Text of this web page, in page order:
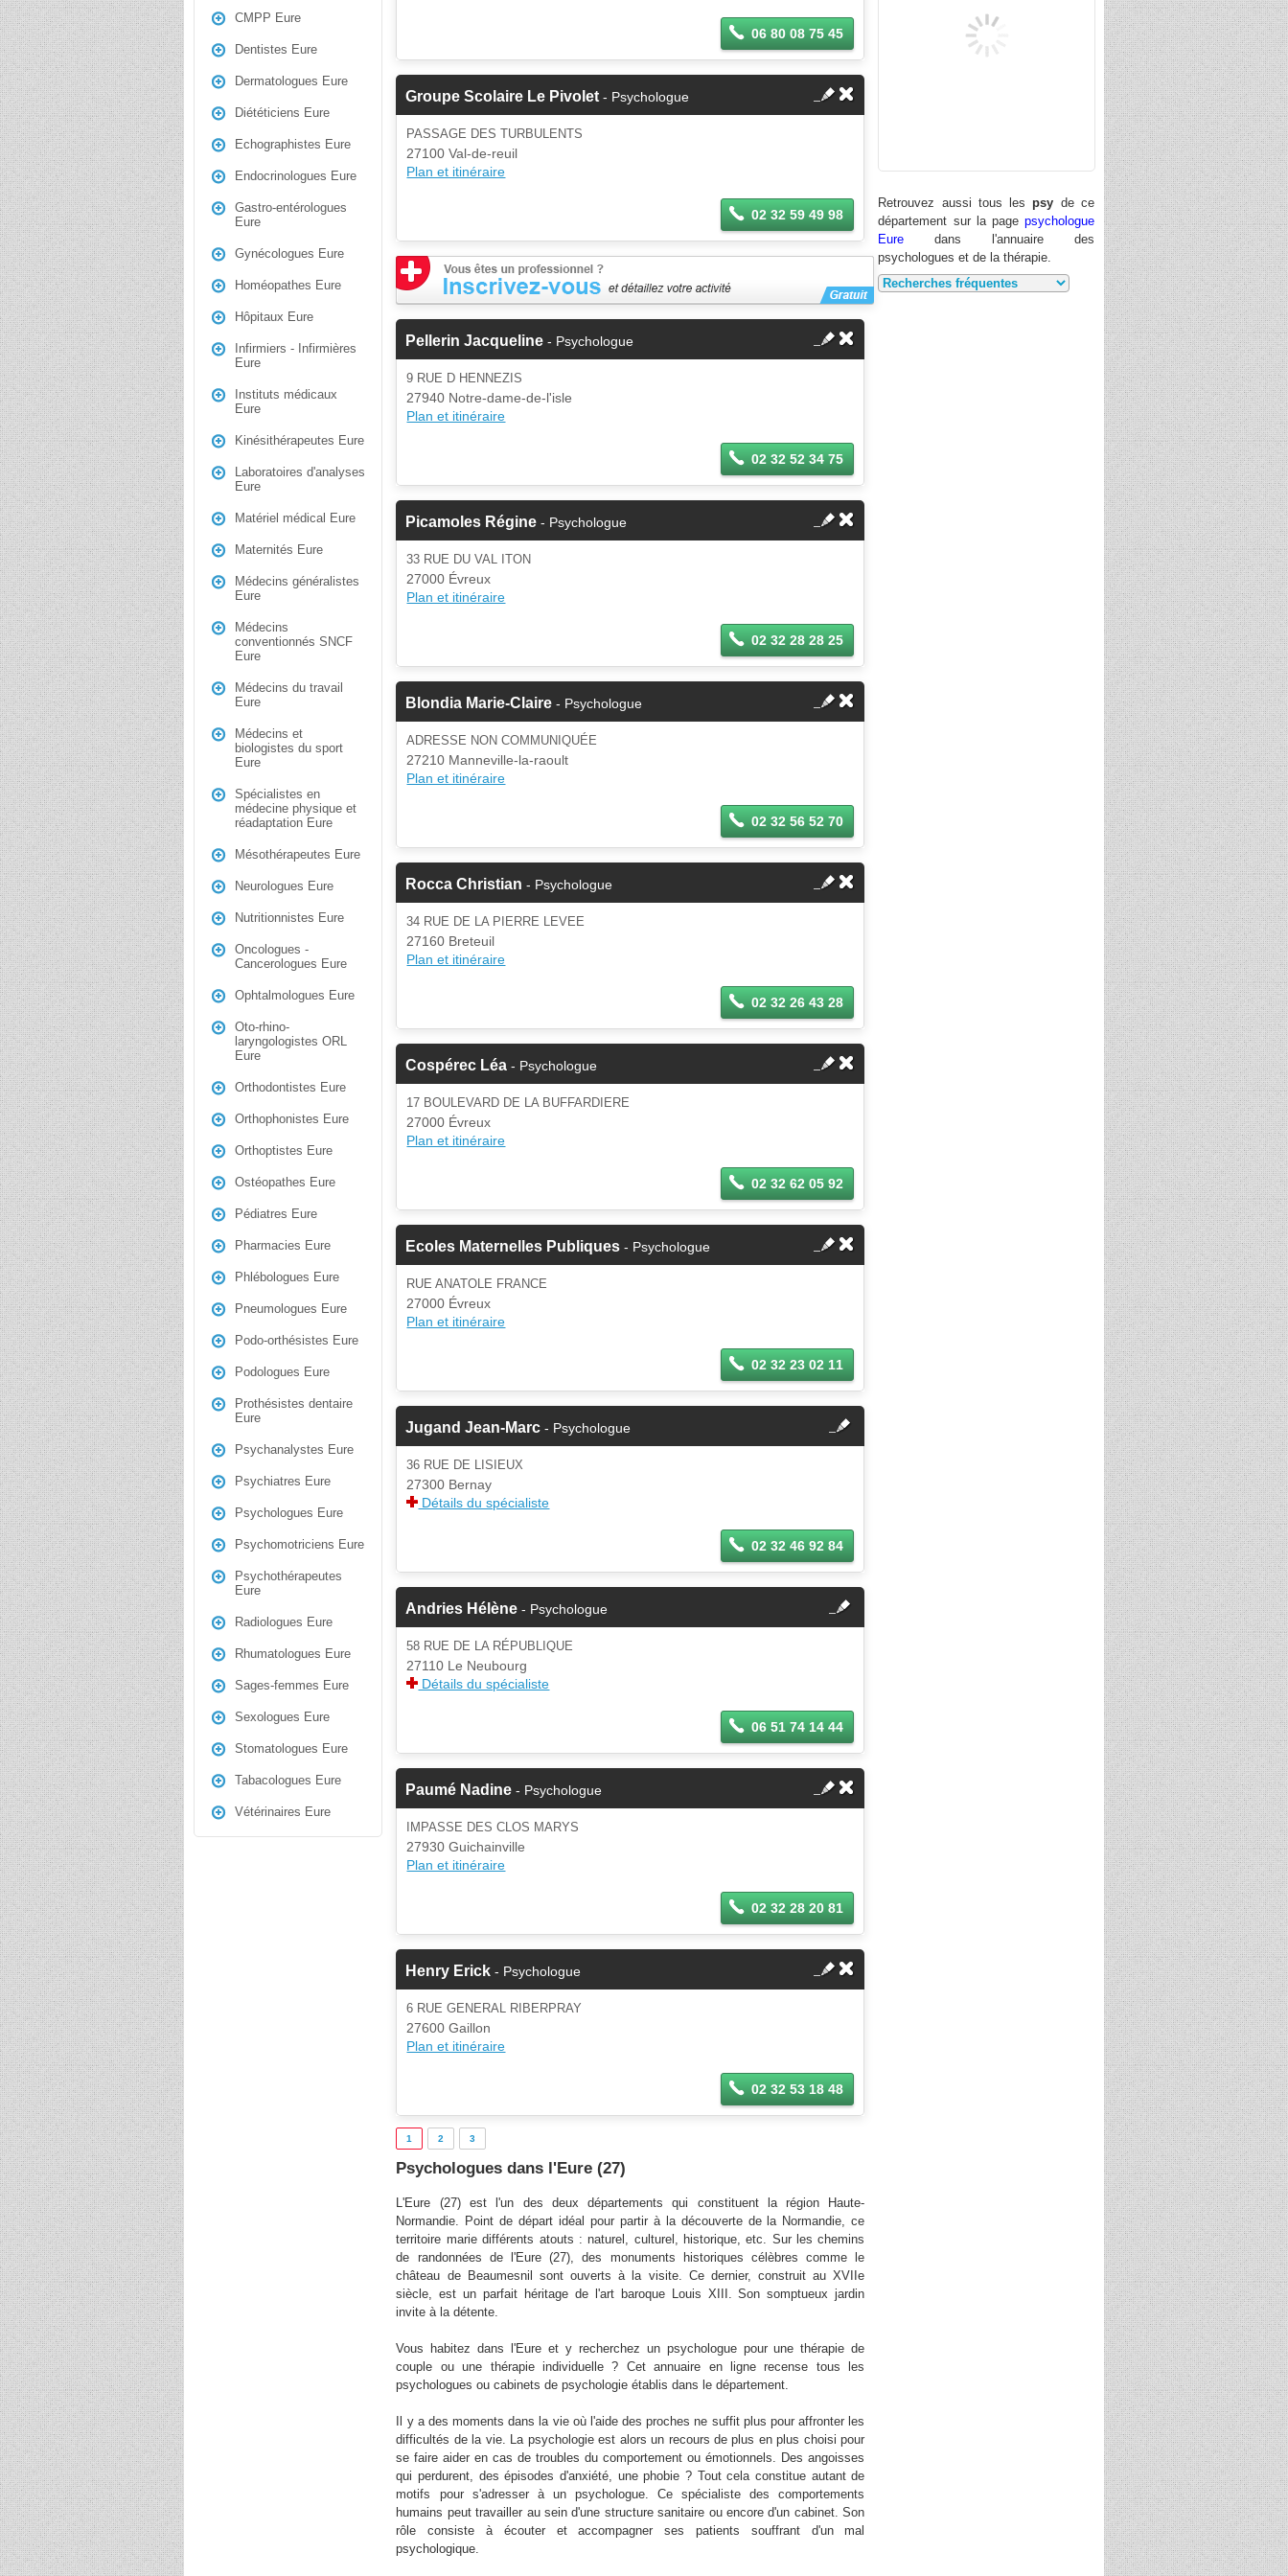
CMPP Eure
Dentistes Eure
Dermatologues Eure
Diététiciens Eure
Echographistes Eure
Endocrinologues Eure
Gastro-entérologues
Eure
Gynécologues Eure
Homéopathes Eure
Hôpitaux Eure
Infirmiers - Infirmières
Eure
Instituts médicaux
Eure
Kinésithérapeutes Eure
Laboratoires d'analyses
Eure
Matériel médical Eure
Maternités Eure
Médecins généralistes
Eure
Médecins
conventionnés SNCF
Eure
Médecins du travail
Eure
Médecins et
biologistes du sport
Eure
Spécialistes en
médecine physique et
réadaptation Eure
Mésothérapeutes Eure
Neurologues Eure
Nutritionnistes Eure
Oncologues -
Cancerologues Eure
Ophtalmologues Eure
Oto-rhino-
laryngologistes ORL
Eure
Orthodontistes Eure
Orthophonistes Eure
Orthoptistes Eure
Ostéopathes Eure
Pédiatres Eure
Pharmacies Eure
Phlébologues Eure
Pneumologues Eure
Podo-orthésistes Eure
Podologues Eure
Prothésistes dentaire
Eure
Psychanalystes Eure
Psychiatres Eure
Psychologues Eure
Psychomotriciens Eure
Psychothérapeutes
Eure
Radiologues Eure
Rhumatologues Eure
Sages-femmes Eure
Sexologues Eure
Stomatologues Eure
Tabacologues Eure
Vétérinaires Eure
06 80 08 75 45
Groupe Scolaire Le Pivolet - Psychologue
PASSAGE DES TURBULENTS
27100 Val-de-reuil
Plan et itinéraire
02 32 59 49 98
Pellerin Jacqueline - Psychologue
9 RUE D HENNEZIS
27940 Notre-dame-de-l'isle
Plan et itinéraire
02 32 52 34 75
Picamoles Régine - Psychologue
33 RUE DU VAL ITON
27000 Évreux
Plan et itinéraire
02 32 28 28 25
Blondia Marie-Claire - Psychologue
ADRESSE NON COMMUNIQUÉE
27210 Manneville-la-raoult
Plan et itinéraire
02 32 56 52 70
Rocca Christian - Psychologue
34 RUE DE LA PIERRE LEVEE
27160 Breteuil
Plan et itinéraire
02 32 26 43 28
Cospérec Léa - Psychologue
17 BOULEVARD DE LA BUFFARDIERE
27000 Évreux
Plan et itinéraire
02 32 62 05 92
Ecoles Maternelles Publiques - Psychologue
RUE ANATOLE FRANCE
27000 Évreux
Plan et itinéraire
02 32 23 02 11
Jugand Jean-Marc - Psychologue fermer
Cette fiche est la propriété
d'un membre.
Si vous êtes ce membre, mettez à
jour ces informations sur votre
36 RUE DE LISIEUX
27300 Bernay
Détails du spécialiste
02 32 46 92 84
Andries Hélène - Psychologue fermer
Cette fiche est la propriété
d'un membre.
Si vous êtes ce membre, mettez à
jour ces informations sur votre
58 RUE DE LA RÉPUBLIQUE
27110 Le Neubourg
Détails du spécialiste
06 51 74 14 44
Paumé Nadine - Psychologue
IMPASSE DES CLOS MARYS
27930 Guichainville
Plan et itinéraire
02 32 28 20 81
Henry Erick - Psychologue
6 RUE GENERAL RIBERPRAY
27600 Gaillon
Plan et itinéraire
02 32 53 18 48
1 2 3
Psychologues dans l'Eure (27)
L'Eure (27) est l'un des deux départements qui constituent la région Haute-
Normandie. Point de départ idéal pour partir à la découverte de la Normandie, ce
territoire marie différents atouts : naturel, culturel, historique, etc. Sur les chemins
de randonnées de l'Eure (27), des monuments historiques célèbres comme le
château de Beaumesnil sont ouverts à la visite. Ce dernier, construit au XVIIe
siècle, est un parfait héritage de l'art baroque Louis XIII. Son somptueux jardin
invite à la détente.
Vous habitez dans l'Eure et y recherchez un psychologue pour une thérapie de
couple ou une thérapie individuelle ? Cet annuaire en ligne recense tous les
psychologues ou cabinets de psychologie établis dans le département.
Il y a des moments dans la vie où l'aide des proches ne suffit plus pour affronter les
difficultés de la vie. La psychologie est alors un recours de plus en plus choisi pour
se faire aider en cas de troubles du comportement ou émotionnels. Des angoisses
qui perdurent, des épisodes d'anxiété, une phobie ? Tout cela constitue autant de
motifs pour s'adresser à un psychologue. Ce spécialiste des comportements
humains peut travailler au sein d'une structure sanitaire ou encore d'un cabinet. Son
rôle consiste à écouter et accompagner ses patients souffrant d'un mal
psychologique.
Retrouvez aussi tous lespsy de ce
département sur la page psychologue
Eure dans l'annuaire des
psychologues et de la thérapie.